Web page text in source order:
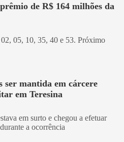
de R$ 164 milhões da
05, 10, 35, 40 e 53. Próximo
ser mantida em cárcere
em Teresina
em surto e chegou a efetuar
a ocorrência